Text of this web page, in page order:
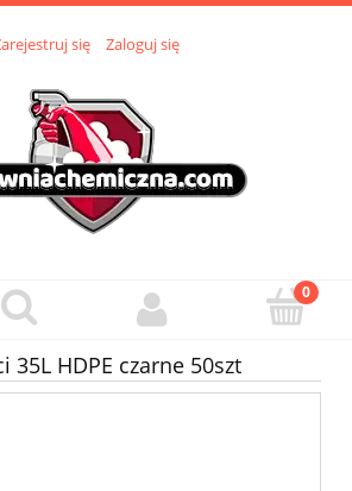
się Zaloguj się
35L HDPE czarne 50szt